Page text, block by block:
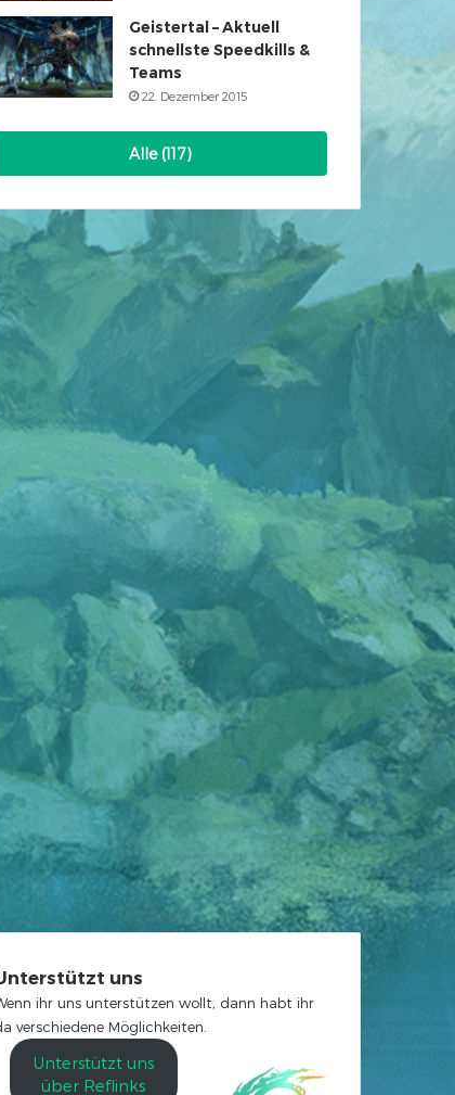
Geistertal – Aktuell
schnellste Speedkills &
Teams
22. Dezember 2015
Alle (117)
uns
ihr uns unterstützen wollt, dann habt ihr
verschiedene Möglichkeiten.
Unterstützt uns
über Reflinks